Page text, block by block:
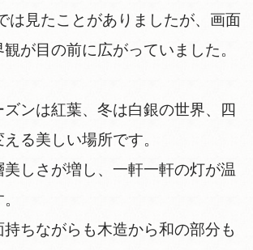
は見たことがありましたが、画面
が目の前に広がっていました。
ンは紅葉、冬は白銀の世界、四
る美しい場所です。
しさが増し、一軒一軒の灯が温
ちながらも木造から和の部分も